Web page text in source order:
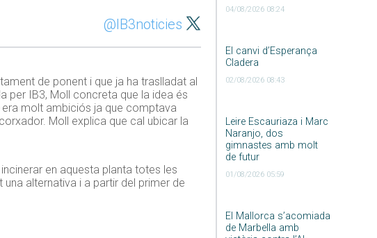
04/08/2026 08:24
El canvi d’Esperança
Cladera
02/08/2026 08:43
Leire Escauriaza i Marc
Naranjo, dos
gimnastes amb molt
de futur
01/08/2026 05:59
El Mallorca s’acomiada
de Marbella amb
@IB3noticies
de ponent i que ja ha traslladat al
per IB3, Moll concreta que la idea és
molt ambiciós ja que comptava
Moll explica que cal ubicar la
en aquesta planta totes les
alternativa i a partir del primer de